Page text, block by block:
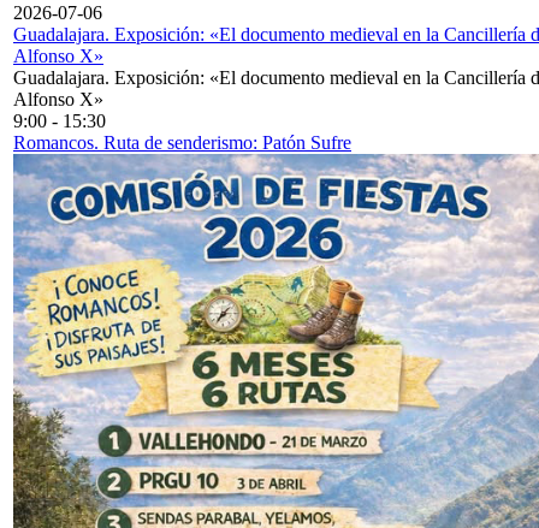
2026-07-06
Guadalajara. Exposición: «El documento medieval en la Cancillería
Alfonso X»
Guadalajara. Exposición: «El documento medieval en la Cancillería
Alfonso X»
9:00 - 15:30
Romancos. Ruta de senderismo: Patón Sufre